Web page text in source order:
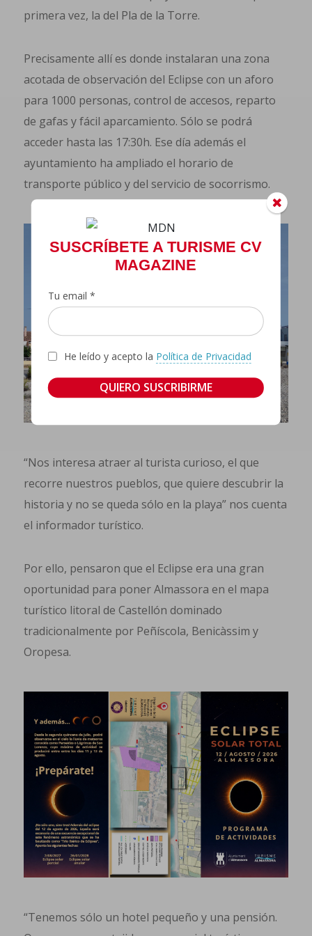
SUSCRÍBETE A TURISME CV
MAGAZINE
Tu email *
He leído y acepto la Política de Privacidad
primera vez, la del Pla de la Torre.
Precisamente allí es donde instalaran una zona
acotada de observación del Eclipse con un aforo
para 1000 personas, control de accesos, reparto
de gafas y fácil aparcamiento. Sólo se podrá
acceder hasta las 17:30h. Ese día además el
ayuntamiento ha ampliado el horario de
transporte público y del servicio de socorrismo.
“Nos interesa atraer al turista curioso, el que
recorre nuestros pueblos, que quiere descubrir la
historia y no se queda sólo en la playa” nos cuenta
el informador turístico.
Por ello, pensaron que el Eclipse era una gran
oportunidad para poner Almassora en el mapa
turístico litoral de Castellón dominado
tradicionalmente por Peñíscola, Benicàssim y
Oropesa.
“Tenemos sólo un hotel pequeño y una pensión.